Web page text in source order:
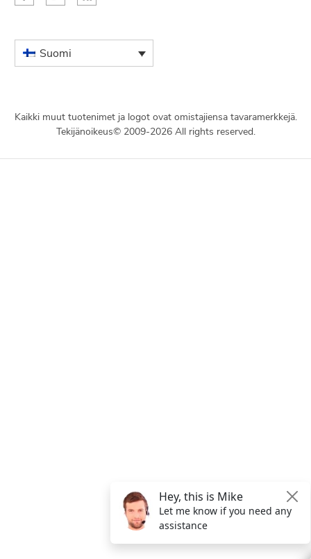
Suomi
Kaikki muut tuotenimet ja logot ovat omistajiensa tavaramerkkejä.
Tekijänoikeus© 2009-2026 All rights reserved.